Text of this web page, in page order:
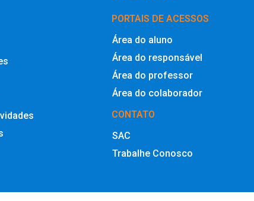
PORTAIS DE ACESSOS
Área do aluno
Área do responsável
Área do professor
Área do colaborador
CONTATO
SAC
Trabalhe Conosco